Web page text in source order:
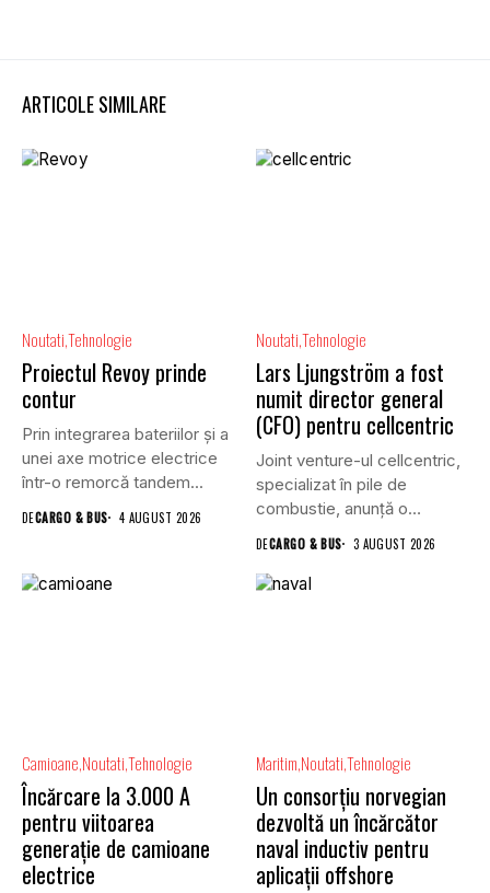
ARTICOLE SIMILARE
NoutatiTehnologie
Proiectul Revoy prinde
contur
Prin integrarea bateriilor și a
unei axe motrice electrice
într-o remorcă tandem...
DECARGO & BUS 4 AUGUST 2026
NoutatiTehnologie
Lars Ljungström a fost
numit director general
(CFO) pentru cellcentric
Joint venture-ul cellcentric,
specializat în pile de
combustie, anunță o
DECARGO & BUS 3 AUGUST 2026
Camioane NoutatiTehnologie
Încărcare la 3.000 A
pentru viitoarea
generație de camioane
electrice
Maritim NoutatiTehnologie
Un consorțiu norvegian
dezvoltă un încărcător
naval inductiv pentru
aplicații offshore